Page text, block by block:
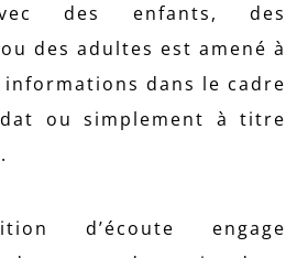
des enfants, des
des adultes est amené à
dans le cadre
ou simplement à titre
d’écoute engage